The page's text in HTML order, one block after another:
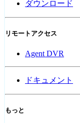
ダウンロード
リモートアクセス
Agent DVR
ドキュメント
もっと